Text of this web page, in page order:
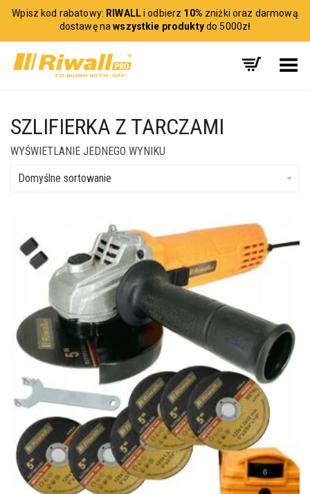
Wpisz kod rabatowy: RIWALLi odbierz 10% zniżki oraz darmową
dostawę nawszystkie produktydo 5000zł
Toggle Menu
SZLIFIERKA Z TARCZAMI
WYŚWIETLANIE JEDNEGO WYNIKU
Domyślne sortowanie